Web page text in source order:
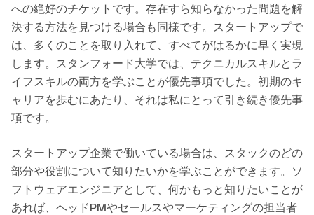
への絶好のチケットです。存在すら知らなかった問題を解
決する方法を見つける場合も同様です。スタートアップで
は、多くのことを取り入れて、すべてがはるかに早く実現
します。スタンフォード大学では、テクニカルスキルとラ
イフスキルの両方を学ぶことが優先事項でした。初期のキ
ャリアを歩むにあたり、それは私にとって引き続き優先事
項です。
スタートアップ企業で働いている場合は、スタックのどの
部分や役割について知りたいかを学ぶことができます。ソ
フトウェアエンジニアとして、何かもっと知りたいことが
あれば、ヘッドPMやセールスやマーケティングの担当者